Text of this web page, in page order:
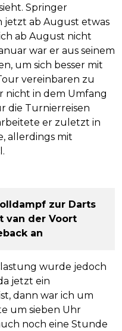
Springer
jetzt ab August etwas
ab August nicht
war er aus seinem
um sich besser mit
vereinbaren zu
nicht in dem Umfang
die Turnierreisen
er zuletzt in
allerdings mit
zur Darts
van der Voort
an
wurde jedoch
jetzt ein
dann war ich um
um sieben Uhr
noch eine Stunde